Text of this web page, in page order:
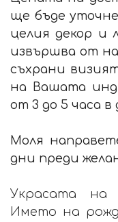
ще бъде
целия декор и
извършва от
съхрани
на Вашата
от 3 до 5 часа
Моля
дни преди
Украсата на
Името на